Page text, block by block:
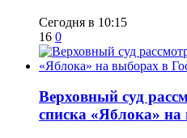
Сегодня в 10:15
16 0
​Верховный суд
списка «Яблока»